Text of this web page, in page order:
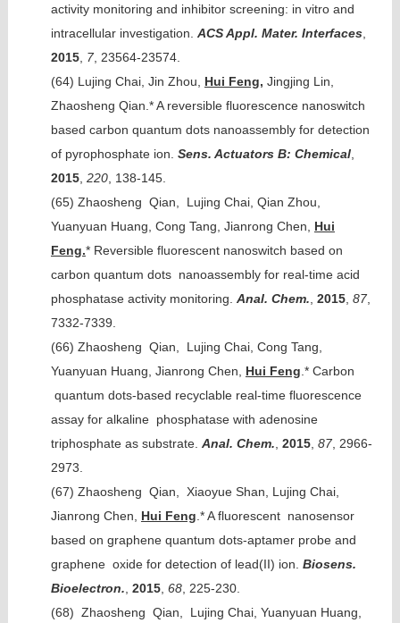
activity monitoring and inhibitor screening: in vitro and
intracellular investigation. ACS Appl. Mater. Interfaces,
2015, 7, 23564-23574.
(64) Lujing Chai, Jin Zhou, Hui Feng, Jingjing Lin,
Zhaosheng Qian.* A reversible fluorescence nanoswitch
based carbon quantum dots nanoassembly for detection
of pyrophosphate ion. Sens. Actuators B: Chemical,
2015, 220, 138-145.
(65) Zhaosheng Qian, Lujing Chai, Qian Zhou,
Yuanyuan Huang, Cong Tang, Jianrong Chen, Hui
Feng.* Reversible fluorescent nanoswitch based on
carbon quantum dots nanoassembly for real-time acid
phosphatase activity monitoring. Anal. Chem. 2015, 87,
7332-7339.
(66) Zhaosheng Qian, Lujing Chai, Cong Tang,
Yuanyuan Huang, Jianrong Chen, Hui Feng .* Carbon
quantum dots-based recyclable real-time fluorescence
assay for alkaline phosphatase with adenosine
triphosphate as substrate. Anal. Chem. 2015, 87, 2966-
2973.
(67) Zhaosheng Qian, Xiaoyue Shan, Lujing Chai,
Jianrong Chen, Hui Feng .* A fluorescent nanosensor
based on graphene quantum dots-aptamer probe and
graphene oxide for detection of lead(II) ion. Biosens.
Bioelectron. 2015, 68, 225-230.
(68) Zhaosheng Qian, Lujing Chai, Yuanyuan Huang,